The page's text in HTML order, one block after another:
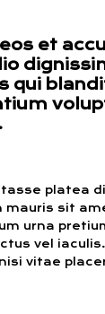
et
qui
platea
mauris sit
urna
vel iaculis.
vitae